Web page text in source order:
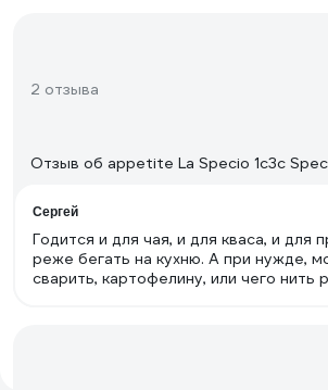
2 отзыва
Отзыв об appetite La Specio 1с3с
Сергей
Годится и для чая, и для кваса, и для
реже бегать на кухню. А при нужде,
сварить, картофелину, или чего нить